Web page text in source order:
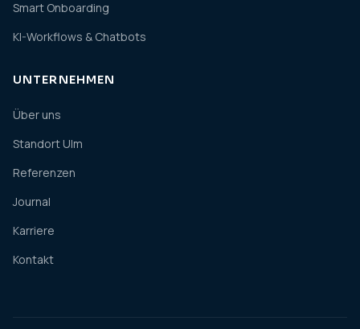
Smart Onboarding
KI-Workflows & Chatbots
UNTERNEHMEN
Über uns
Standort Ulm
Referenzen
Journal
Karriere
Kontakt